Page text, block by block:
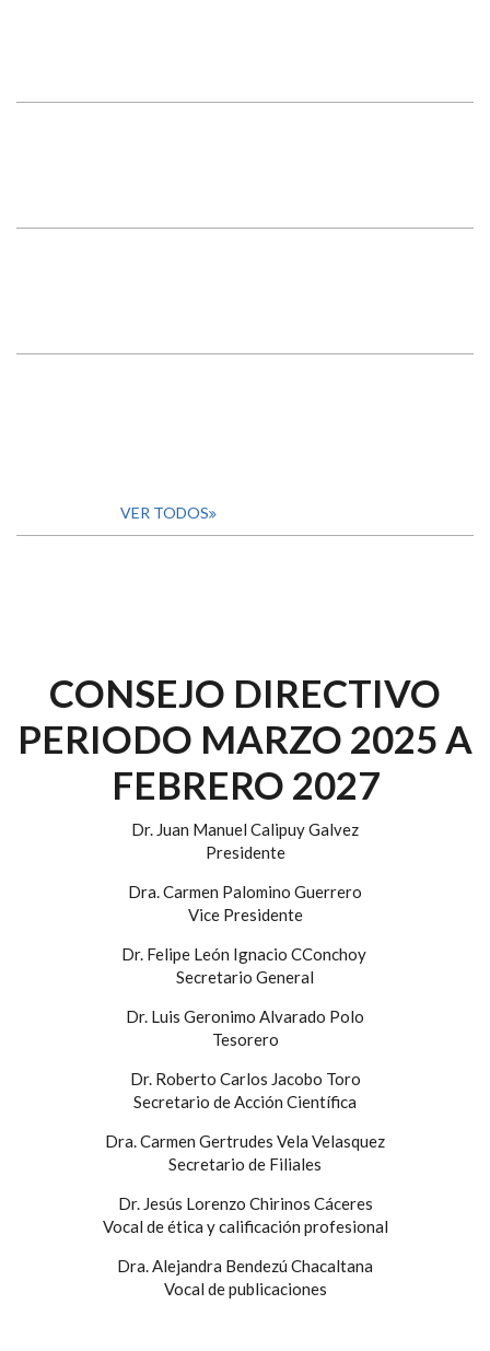
VER TODOS
CONSEJO DIRECTIVO
PERIODO MARZO 2025 A
FEBRERO 2027
Dr. Juan Manuel Calipuy Galvez
Presidente
Dra. Carmen Palomino Guerrero
Vice Presidente
Dr. Felipe León Ignacio CConchoy
Secretario General
Dr. Luis Geronimo Alvarado Polo
Tesorero
Dr. Roberto Carlos Jacobo Toro
Secretario de Acción Científica
Dra. Carmen Gertrudes Vela Velasquez
Secretario de Filiales
Dr. Jesús Lorenzo Chirinos Cáceres
Vocal de ética y calificación profesional
Dra. Alejandra Bendezú Chacaltana
Vocal de publicaciones